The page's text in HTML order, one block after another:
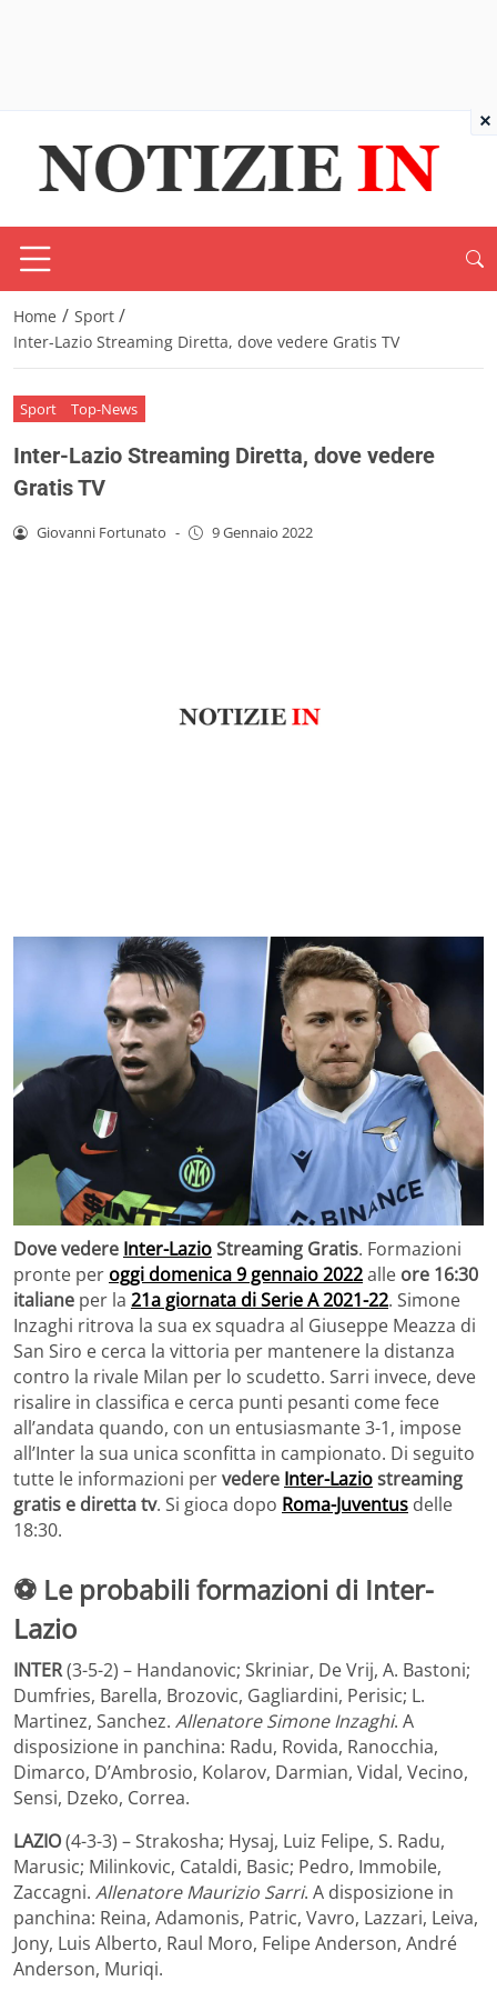
Home / Sport /
Inter-Lazio Streaming Diretta, dove vedere Gratis TV
Sport Top-News
Inter-Lazio Streaming Diretta, dove vedere
Gratis TV
Giovanni Fortunato - 9 Gennaio 2022
Dove vedere Inter-LazioStreaming Gratis. Formazioni
pronte per oggi domenica 9 gennaio 2022alle ore 16:30
italiane per la 21a giornata di Serie A 2021-22. Simone
Inzaghi ritrova la sua ex squadra al Giuseppe Meazza di
San Siro e cerca la vittoria per mantenere la distanza
contro la rivale Milan per lo scudetto. Sarri invece, deve
risalire in classifica e cerca punti pesanti come fece
all’andata quando, con un entusiasmante 3-1, impose
all’Inter la sua unica sconfitta in campionato. Di seguito
tutte le informazioni pervedere Inter-Laziostreaming
gratis e diretta tv. Si gioca dopo Roma-Juventus delle
18:30.
⚽ Le probabili formazioni di Inter-
Lazio
INTER(3-5-2) – Handanovic; Skriniar, De Vrij, A. Bastoni;
Dumfries, Barella, Brozovic, Gagliardini, Perisic; L.
Martinez, Sanchez. Allenatore Simone Inzaghi. A
disposizione in panchina: Radu, Rovida, Ranocchia,
Dimarco, D’Ambrosio, Kolarov, Darmian, Vidal, Vecino,
Sensi, Dzeko, Correa.
LAZIO(4-3-3) – Strakosha; Hysaj, Luiz Felipe, S. Radu,
Marusic; Milinkovic, Cataldi, Basic; Pedro, Immobile,
Zaccagni. Allenatore Maurizio Sarri. A disposizione in
panchina: Reina, Adamonis, Patric, Vavro, Lazzari, Leiva,
Jony, Luis Alberto, Raul Moro, Felipe Anderson, André
Anderson, Muriqi.
×